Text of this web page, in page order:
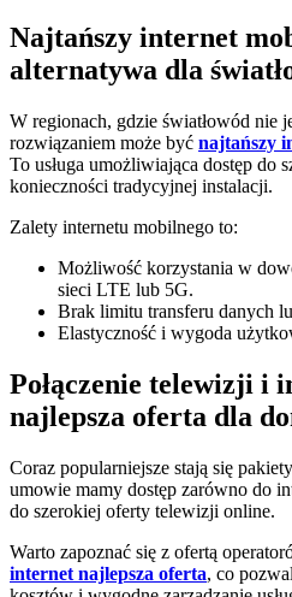
Najtańszy internet
alternatywa dla
W regionach, gdzie światłowód nie
rozwiązaniem może być najtańszy
To usługa umożliwiająca dostęp do
konieczności tradycyjnej instalacji.
Zalety internetu mobilnego to:
Możliwość korzystania w
sieci LTE lub 5G.
Brak limitu transferu danych
Elastyczność i wygoda
Połączenie telewizji i
najlepsza oferta dla
Coraz popularniejsze stają się
umowie mamy dostęp zarówno do
do szerokiej oferty telewizji online.
Warto zapoznać się z ofertą
internet najlepsza oferta, co